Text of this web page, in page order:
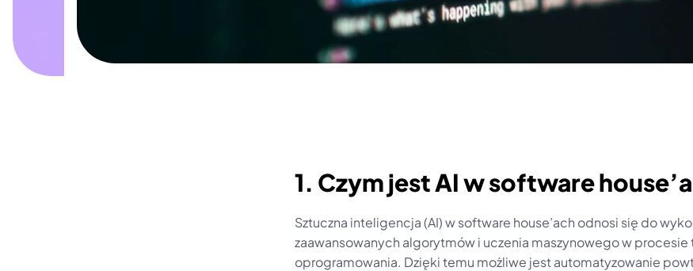
1. Czym jest AI w software
Sztuczna inteligencja (AI) w software house’ach odnosi się do
zaawansowanych algorytmów i uczenia maszynowego w procesie
oprogramowania. Dzięki temu możliwe jest automatyzowanie